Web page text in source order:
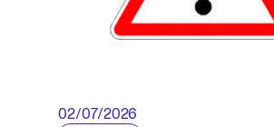
02/07/2026